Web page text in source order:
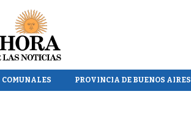
COMUNALES PROVINCIA DE BUENOS AIRES